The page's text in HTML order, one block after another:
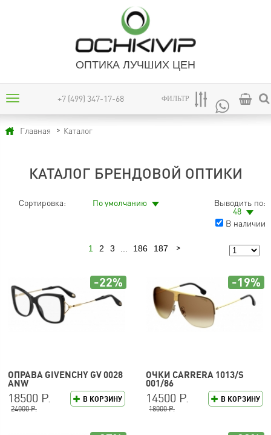
ОПТИКА ЛУЧШИХ ЦЕН
+7 (499) 347-17-68 ФИЛЬТР
Главная Каталог
КАТАЛОГ БРЕНДОВОЙ ОПТИКИ
Сортировка: По умолчанию
Выводить по:
48
В наличии
1 2 3 186 187
ОПРАВА GIVENCHY GV 0028
ANW
В КОРЗИНУ
18500 Р.
24000 Р.
-22%
ОЧКИ CARRERA 1013/S
001/86
В КОРЗИНУ
14500 Р.
18000 Р.
-19%